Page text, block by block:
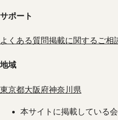
サポート
よくある質問掲載に関するご相
地域
東京都大阪府神奈川県
本サイトに掲載している